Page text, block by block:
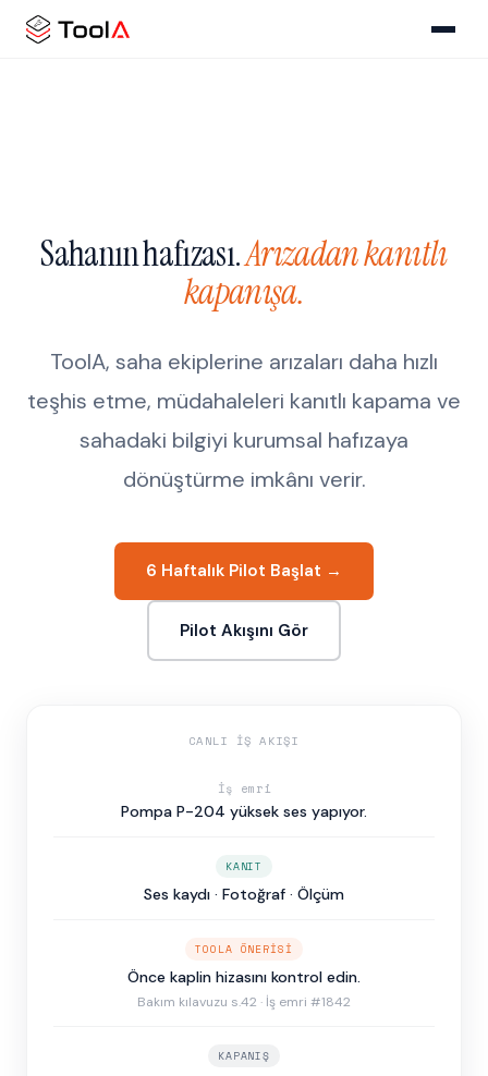
Sahanın hafızası.Arızadan kanıtlı
kapanışa.
ToolA, saha ekiplerine arızaları daha hızlı
teşhis etme, müdahaleleri kanıtlı kapama ve
sahadaki bilgiyi kurumsal hafızaya
dönüştürme imkânı verir.
6 Haftalık Pilot Başlat →
Pilot Akışını Gör
CANLI İŞ AKIŞI
İş emri
Pompa P-204 yüksek ses yapıyor.
KANIT
Ses kaydı · Fotoğraf · Ölçüm
TOOLA ÖNERISI
Önce kaplin hizasını kontrol edin.
Bakım kılavuzu s.42 · İş emri #1842
KAPANIŞ